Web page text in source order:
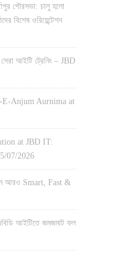
পৌরসভা: চালু হলো
বিশেষ ওরিয়েন্টেশন
সেরা আইটি ট্রেনিং – JBD
E-Anjum Aurnima at
at JBD IT:
07/2026
আরও Smart, Fast &
আইটিতে জমজমাট ফল